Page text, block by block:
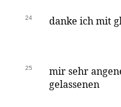
24 danke ich mit
25
mir sehr
gelassenen